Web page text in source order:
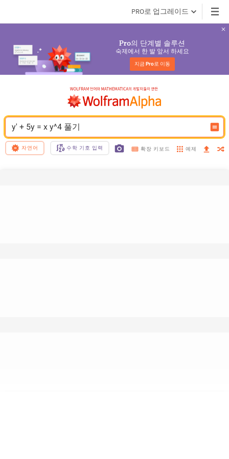
PRO로 업그레이드
Pro의 단계별 솔루션
숙제에서 한 발 앞서 하세요
지금 Pro로 이동
y' + 5y = x y^4 풀기
자연어 수학 기호 입력 확장 키보드 예제